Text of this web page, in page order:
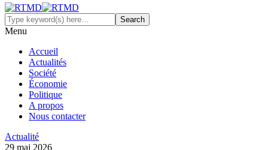
Menu
Accueil
Actualités
Société
Économie
Politique
A propos
Nous contacter
Actualité
29 mai 2026